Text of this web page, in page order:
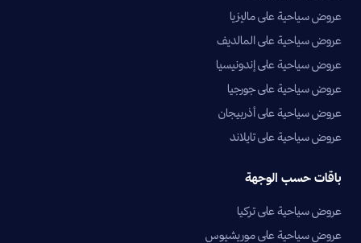
عروض سياحية على ماليزيا
عروض سياحية على المالديف
عروض سياحية على إندونيسيا
عروض سياحية على جورجيا
عروض سياحية على أذربيجان
عروض سياحية على تايلاند
باقات حسب الوجهة
عروض سياحية على تركيا
عروض سياحية على موريشيوس